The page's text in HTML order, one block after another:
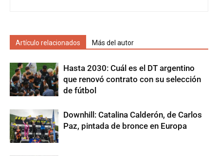
Artículo relacionados Más del autor
Hasta 2030: Cuál es el DT argentino
que renovó contrato con su selección
de fútbol
Downhill: Catalina Calderón, de Carlos
Paz, pintada de bronce en Europa